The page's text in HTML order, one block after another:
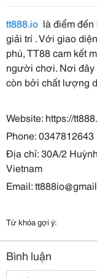
tt888.io là điểm
giải trí . Với giao
phú, TT88 cam kết
người chơi. Nơi đây
còn bởi chất lượng
Website: https://
Phone: 0347812643
Địa chỉ: 30A/2
Vietnam
Email:
Từ khóa gợi ý:
Bình luận